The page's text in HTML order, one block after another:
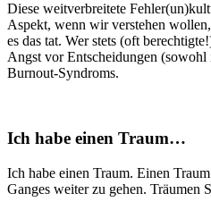
Diese weitverbreitete
Aspekt, wenn wir verstehen
es das tat. Wer stets (oft
Angst vor Entscheidungen
Burnout-Syndroms.
Ich habe einen Traum…
Ich habe einen Traum. Einen
Ganges weiter zu gehen.